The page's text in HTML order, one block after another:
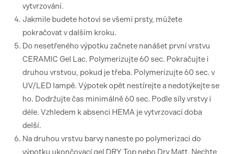
vytvrzování.
Jakmile budete hotovi se všemi prsty, můžete
pokračovat v dalším kroku.
Do nesetřeného výpotku začnete nanášet první vrstvu
CERAMIC Gel Lac. Polymerizujte 60 sec. Pokračujte i
druhou vrstvou, pokud je třeba. Polymerizujte 60 sec. v
UV/LED lampě. Výpotek opět nestírejte a nedotýkejte se
ho. Dodržujte čas minimálně 60 sec. Podle síly vrstvy i
déle. Vzhledem k absenci HEMA je vytvrzovací doba
delší.
Na druhou vrstvu barvy naneste po polymerizaci do
výpotku ukončovací gel DRY Top nebo Dry Matt. Nechte